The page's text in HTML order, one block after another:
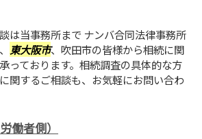
は当事務所まで ナンバ合同法律事務所
東大阪市、吹田市の皆様から相続に関
っております。相続調査の具体的な方
関するご相談も、お気軽にお問い合わ
働者側）